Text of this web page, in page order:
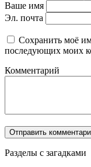
Ваше имя
Эл. почта
Сохранить моё
последующих моих
Комментарий
Разделы с загадками